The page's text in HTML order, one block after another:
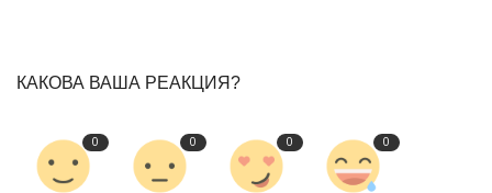
КАКОВА ВАША РЕАКЦИЯ?
0 0 0 0